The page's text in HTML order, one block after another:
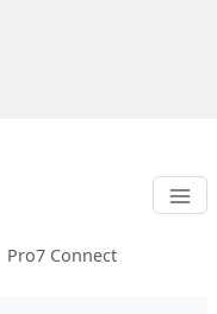
Pro7 Connect